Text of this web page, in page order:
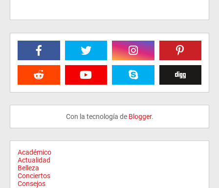
Con la tecnología de Blogger.
Académico
Actualidad
Belleza
Conciertos
Consejos